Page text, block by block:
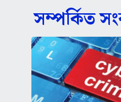
সম্পর্কিত